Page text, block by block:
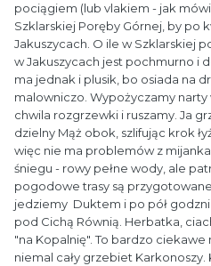
pociągiem (lub vlakiem - jak
Szklarskiej Poręby Górnej, by po
Jakuszycach. O ile w Szklarskiej
w Jakuszycach jest pochmurno i
ma jednak i plusik, bo osiada na
malowniczo. Wypożyczamy
chwila rozgrzewki i ruszamy. Ja
dzielny Mąż obok, szlifując krok
więc nie ma problemów z
śniegu - rowy pełne wody, ale
pogodowe trasy są
jedziemy Duktem i po pół
pod Cichą Równią. Herbatka,
"na Kopalnię". To bardzo
niemal cały grzebiet Karkonoszy.